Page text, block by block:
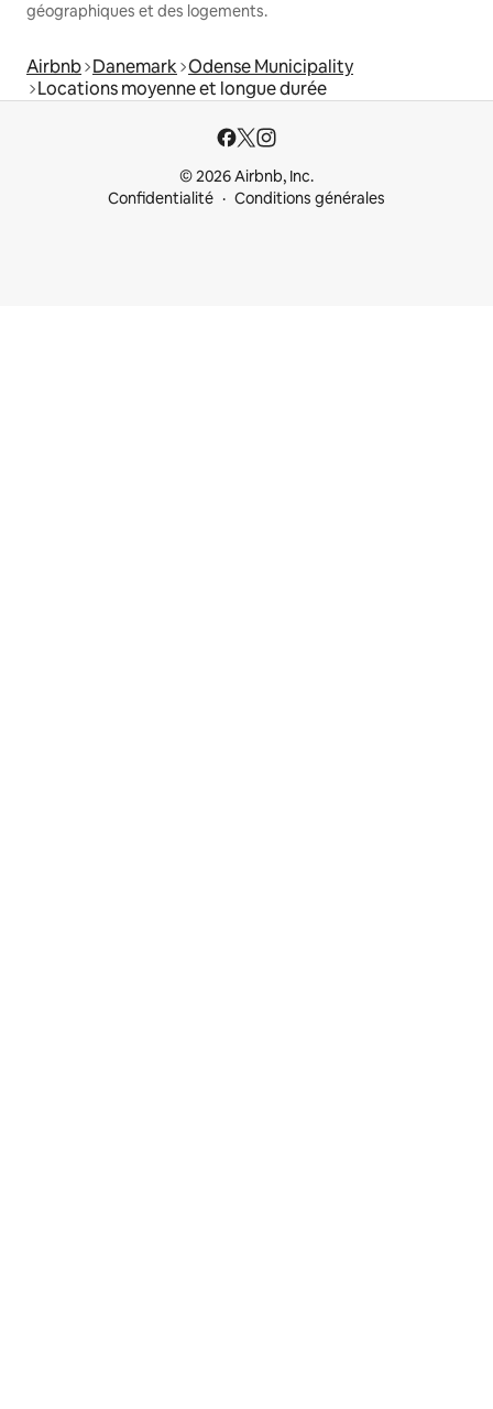
géographiques et des logements.
Airbnb Danemark Odense Municipality
Locations moyenne et longue durée
© 2026 Airbnb, Inc.
Confidentialité
Conditions générales